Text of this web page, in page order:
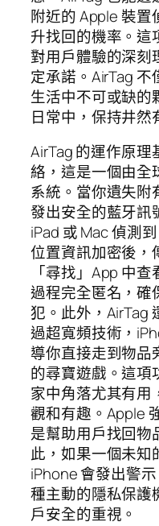
附近的 Apple 裝
升找回的機率。這
對用戶體驗的深刻
定承諾。AirTag
生活中不可或缺的
日常中，保持井然
AirTag 的運作原理
絡，這是一個由全
系統。當你遺失附
發出安全的藍牙訊
iPad 或 Mac 偵測
位置資訊加密後，
「尋找」App 中
過程完全匿名，確
犯。此外，AirTag
過超寬頻技術，
導你直接走到物品
的尋寶遊戲。這項
家中角落尤其有用
觀和有趣。Apple
是幫助用戶找回物
此，如果一個未知
iPhone 會發出警
種主動的隱私保護
戶安全的重視。